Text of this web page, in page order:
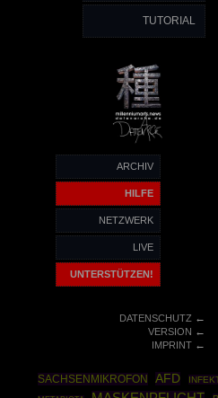
TUTORIAL
ARCHIV
HILFE
NETZWERK
LIVE
UNTERSTÜTZEN!
DATENSCHUTZ←
VERSION ←
IMPRINT←
SACHSENMIKROFON
AFD